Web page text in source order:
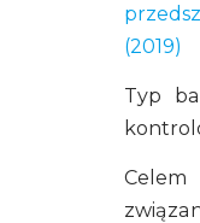
(2019)
Typ